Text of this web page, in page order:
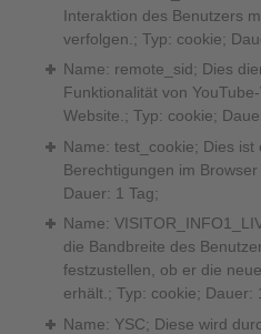
Interaktion des Benutzers
verfolgen.; Typ: cookie;
Name: remote_sid; Dies
Funktionalität von
Website.; Typ: cookie;
Name: test_cookie; Dies
Berechtigungen im
Dauer: 1 Tag;
Name:
die Bandbreite des
festzustellen, ob er die
erhält.; Typ: cookie; Dauer:
Name: YSC; Diese wird